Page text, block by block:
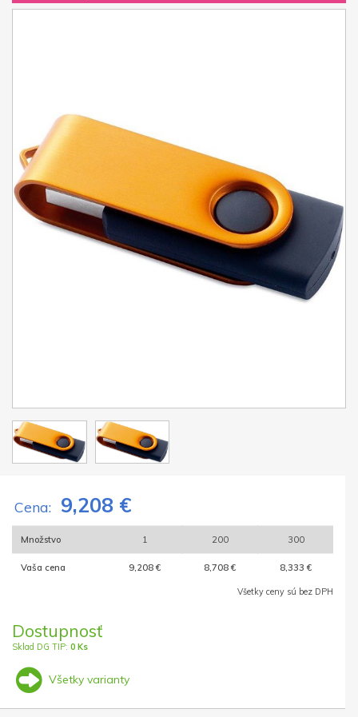
Cena: 9,208 €
Množstvo 1 200 300
Vaša cena 9,208 € 8,708 € 8,333 €
Všetky ceny sú bez DPH
Dostupnosť
Sklad DG TIP: 0 Ks
Všetky varianty